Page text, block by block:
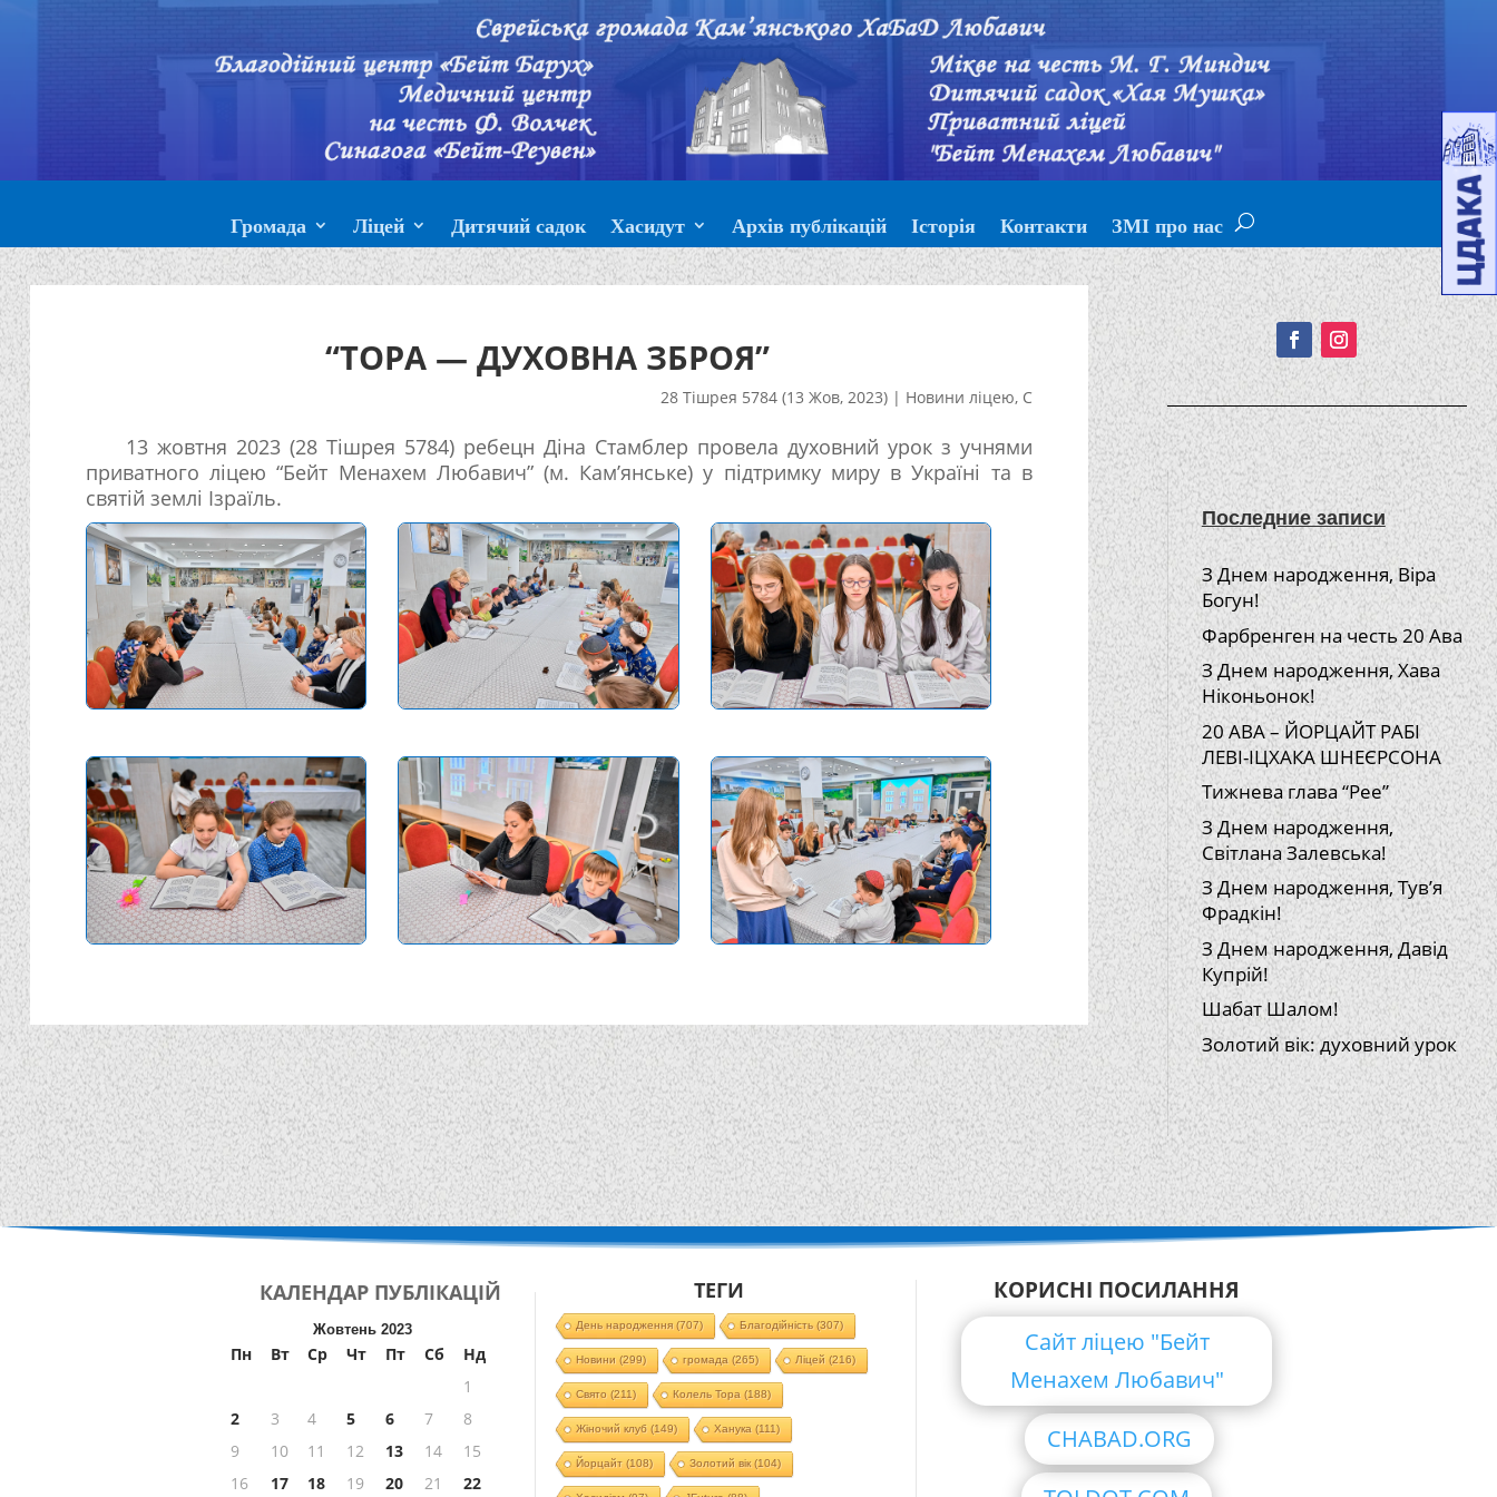
Громада Ліцей Дитячий садок Хасидут Архів публікацій Історія Контакти ЗМІ про нас
“ТОРА — ДУХОВНА ЗБРОЯ”
28 Тішрея 5784 (13 Жов, 2023)| Новини ліцею, С
13 жовтня 2023 (28 Тішрея 5784) ребецн Діна Стамблер провела духовний урок з учнями
приватного ліцею “Бейт Менахем Любавич” (м. Кам’янське) у підтримку миру в Україні та в
святій землі Ізраїль.
Подписывайтесь!
Последние записи
З Днем народження, Віра
Богун!
Фарбренген на честь 20 Ава
З Днем народження, Хава
Ніконьонок!
20 АВА – ЙОРЦАЙТ РАБІ
ЛЕВІ-ІЦХАКА ШНЕЄРСОНА
Тижнева глава “Рее”
З Днем народження,
Світлана Залевська!
З Днем народження, Тув’я
Фрадкін!
З Днем народження, Давід
Купрій!
Шабат Шалом!
Золотий вік: духовний урок
КАЛЕНДАР ПУБЛІКАЦІЙ
Жовтень 2023
Пн Вт Ср Чт Пт Сб
Нд
1
2
3 4 5 6 7
8
9
10 11 12 13 14
15
16
17 18 19 20 21 22
ТЕГИ
День народження(707) Благодійність (307)
Новини (299) громада (265) Ліцей (216)
Свято (211) Колель Тора (188)
Жіночий клуб (149) Ханука (111)
Йорцайт (108) Золотий вік(104)
КОРИСНІ ПОСИЛАННЯ
Сайт ліцею "Бейт
Менахем Любавич"
CHABAD.ORG